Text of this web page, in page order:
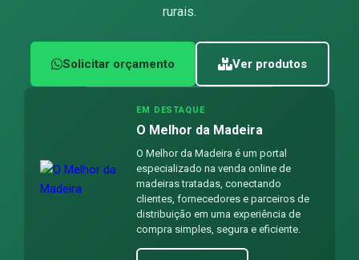
rurais.
Solicitar orçamento Ver produtos
EM DESTAQUE
O Melhor da Madeira
O Melhor da Madeira é um portal
especializado na venda online de
madeiras tratadas, conectando
clientes, fornecedores e parceiros de
distribuição em uma experiência de
compra simples, segura e eficiente.